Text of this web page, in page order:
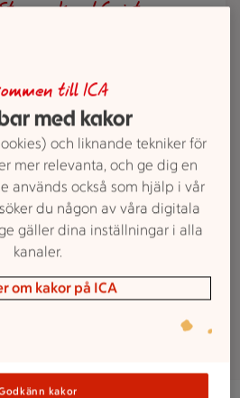
hos Maxi
Uppsala
Gnista
av Maxi-familjen?
efter nya engagerade
som finns ute just nu.
till ICA
med kakor
och liknande tekniker för
mer relevanta, och ge dig en
används också som hjälp i vår
du någon av våra digitala
gäller dina inställningar i alla
kanaler.
om kakor på ICA
kakor